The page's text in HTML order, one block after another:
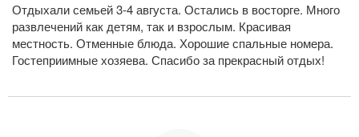
Отдыхали семьей 3-4 августа. Остались в восторге. Много
развлечений как детям, так и взрослым. Красивая
местность. Отменные блюда. Хорошие спальные номера.
Гостеприимные хозяева. Спасибо за прекрасный отдых!